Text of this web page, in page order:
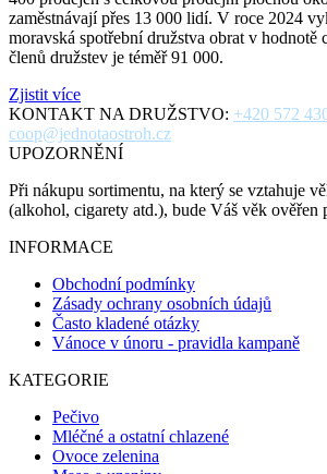
zaměstnávají přes 13 000 lidí. V roce 2024
moravská spotřební družstva obrat v hodnotě
členů družstev je téměř 91 000.
Zjistit více
KONTAKT NA DRUŽSTVO: +420 572
coop@jednotaostroh.cz
UPOZORNĚNÍ
Při nákupu sortimentu, na který se vztahuje
(alkohol, cigarety atd.), bude Váš věk ověřen
INFORMACE
Obchodní podmínky
Zásady ochrany osobních údajů
Často kladené otázky
Vánoce v únoru - pravidla kampaně
KATEGORIE
Pečivo
Mléčné a ostatní chlazené
Ovoce zelenina